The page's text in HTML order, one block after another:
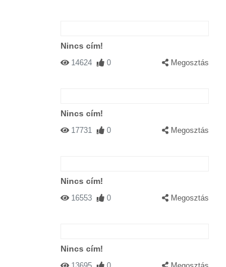
Nincs cím!
14624 0 Megosztás
Nincs cím!
17731 0 Megosztás
Nincs cím!
16553 0 Megosztás
Nincs cím!